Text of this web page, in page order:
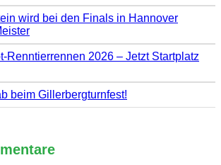
wird bei den Finals in Hannover
Renntierrennen 2026 – Jetzt Startplatz
beim Gillerbergturnfest!